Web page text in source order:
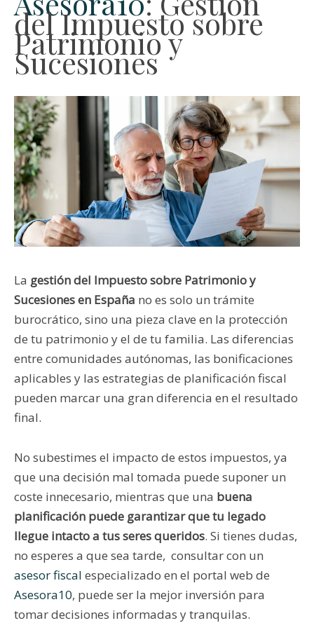
del Impuesto sobre
Patrimonio y
Sucesiones
La gestión del Impuesto sobre Patrimonio y
Sucesiones en España no es solo un trámite
burocrático, sino una pieza clave en la protección
de tu patrimonio y el de tu familia. Las diferencias
entre comunidades autónomas, las bonificaciones
aplicables y las estrategias de planificación fiscal
pueden marcar una gran diferencia en el resultado
final.
No subestimes el impacto de estos impuestos, ya
que una decisión mal tomada puede suponer un
coste innecesario, mientras que una buena
planificación puede garantizar que tu legado
llegue intacto a tus seres queridos. Si tienes dudas,
no esperes a que sea tarde, consultar con un
asesor fiscal especializado en el portal web de
Asesora10, puede ser la mejor inversión para
tomar decisiones informadas y tranquilas.